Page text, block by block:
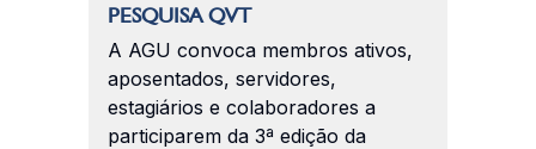
PESQUISA QVT
A AGU convoca membros ativos,
aposentados, servidores,
estagiários e colaboradores a
participarem da 3ª edição da